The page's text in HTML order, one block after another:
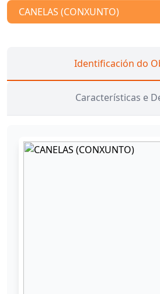
CANELAS (CONXUNTO)
Identificación do
Características e